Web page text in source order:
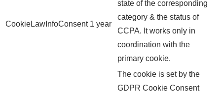
CookieLawInfoConsent 1 year
state of the corresponding
category & the status of
CCPA. It works only in
coordination with the
primary cookie.
The cookie is set by the
GDPR Cookie Consent